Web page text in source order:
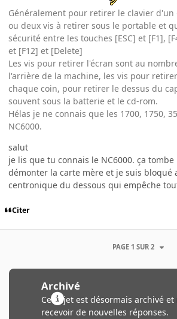
Généralement pour retirer le clavier d'un
ou deux vis à retirer sous le portable et
sécurité entre les touches [ESC] et [F1],
et [F12] et [Delete]
Les vis pour retirer l'écran sont au
l'arrière de la machine, les vis pour
chaque coin, pour retirer le dessus du
souvent sous la batterie et le cd-rom.
Hélas je ne connais que les 1700, 1750,
NC6000.
salut
je lis que tu connais le NC6000. ça
démonter la carte mère et je suis bloqué
centronique du dessous qui empêche
Citer
PAGE 1 SUR 2
Archivé
Ce sujet est désormais archivé
recevoir de nouvelles réponses.